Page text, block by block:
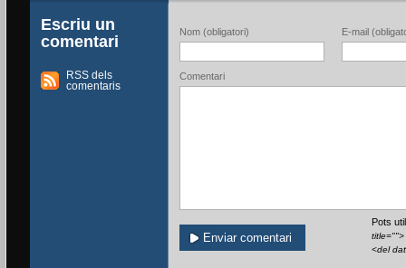
Escriu un
comentari
RSS dels
comentaris
Nom (obligatori) E-mail
Comentari
Pots
<del